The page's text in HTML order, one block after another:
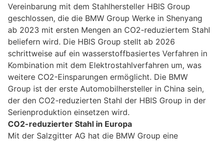
Vereinbarung mit dem Stahlhersteller HBIS Group
geschlossen, die die BMW Group Werke in Shenyang
ab 2023 mit ersten Mengen an CO2-reduziertem Stahl
beliefern wird. Die HBIS Group stellt ab 2026
schrittweise auf ein wasserstoffbasiertes Verfahren in
Kombination mit dem Elektrostahlverfahren um, was
weitere CO2-Einsparungen ermöglicht. Die BMW
Group ist der erste Automobilhersteller in China sein,
der den CO2-reduzierten Stahl der HBIS Group in der
Serienproduktion einsetzen wird.
CO2-reduzierter Stahl in Europa
Mit der Salzgitter AG hat die BMW Group eine